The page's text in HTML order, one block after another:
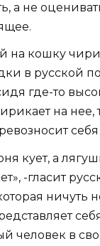
а не
на кошку
в русской
где-то
на нее,
кует, а
-гласит
ничуть
человек в